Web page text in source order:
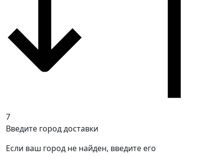
7
Введите город доставки
Если ваш город не найден, введите его